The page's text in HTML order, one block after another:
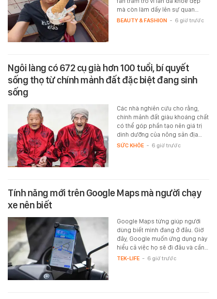
mà còn làm dấy lên sự quan…
BEAUTY & FASHION - 6 giờ trước
Ngôi làng có 672 cụ già hơn 100 tuổi, bí quyết
sống thọ từ chính mảnh đất đặc biệt đang sinh
sống
Các nhà nghiên cứu cho rằng,
chính mảnh đất giàu khoáng chất
có thể góp phần tạo nên giá trị
dinh dưỡng của nông sản địa…
SỨC KHỎE - 6 giờ trước
Tính năng mới trên Google Maps mà người chạy
xe nên biết
Google Maps từng giúp người
dùng biết mình đang ở đâu. Giờ
đây, Google muốn ứng dụng này
hiểu cả việc họ sẽ đi đâu và cần…
TEK-LIFE - 6 giờ trước